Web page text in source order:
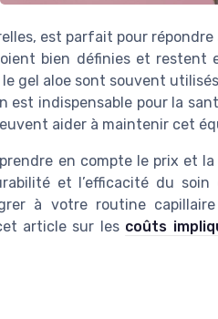
est parfait pour répondre
bien définies et restent
gel aloe sont souvent
est indispensable pour la
aider à maintenir cet
en compte le prix et
et l’efficacité du soin
à votre routine
article sur les coûts